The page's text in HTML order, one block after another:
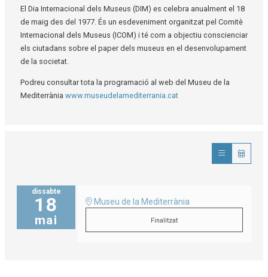
El Dia Internacional dels Museus (DIM) es celebra anualment el 18
de maig des del 1977. És un esdeveniment organitzat pel Comitè
Internacional dels Museus (ICOM) i té com a objectiu conscienciar
els ciutadans sobre el paper dels museus en el desenvolupament
de la societat.
Podreu consultar tota la programació al web del Museu de la
Mediterrània www.museudelamediterrania.cat
dissabte
18
mai
Museu de la Mediterrània
Finalitzat